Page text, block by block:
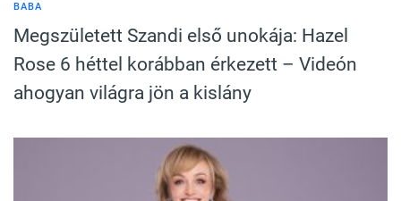
BABA
Megszületett Szandi első unokája: Hazel
Rose 6 héttel korábban érkezett – Videón
ahogyan világra jön a kislány